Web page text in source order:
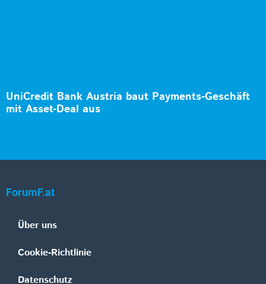
UniCredit Bank Austria baut Payments-Geschäft
mit Asset-Deal aus
ForumF.at
Über uns
Cookie-Richtlinie
Datenschutz